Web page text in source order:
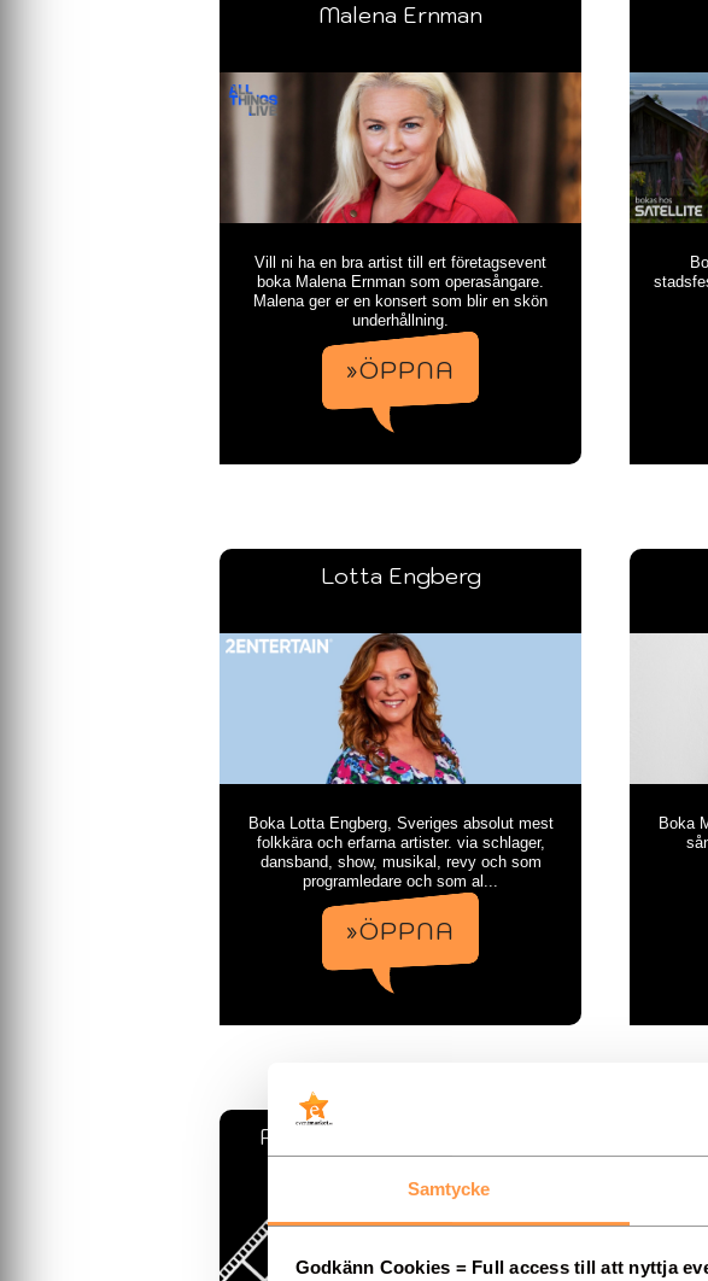
Samtycke
Godkänn Cookies = Full access till att nyttja
Malena Ernman
Vill ni ha en bra artist till ert företagsevent
boka Malena Ernman som operasångare.
Malena ger er en konsert som blir en skön
underhållning.
»ÖPPNA
Lotta Engberg
Boka Lotta Engberg, Sveriges absolut mest
folkkära och erfarna artister. via schlager,
dansband, show, musikal, revy och som
programledare och som al...
»ÖPPNA
Boka
Pernilla Wahlgren med 80-